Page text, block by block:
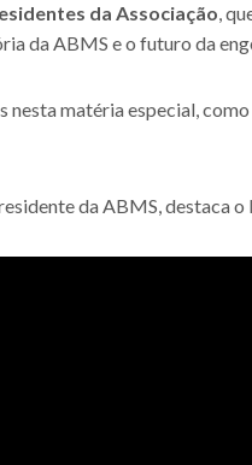
da Associação,
da ABMS e o futuro da
nesta matéria especial,
da ABMS, destaca